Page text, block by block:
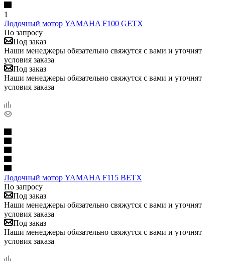
1
Лодочный мотор YAMAHA F100 GETX
По запросу
Под заказ
Наши менеджеры обязательно свяжутся с вами и уточнят
условия заказа
Под заказ
Наши менеджеры обязательно свяжутся с вами и уточнят
условия заказа
Лодочный мотор YAMAHA F115 BETX
По запросу
Под заказ
Наши менеджеры обязательно свяжутся с вами и уточнят
условия заказа
Под заказ
Наши менеджеры обязательно свяжутся с вами и уточнят
условия заказа